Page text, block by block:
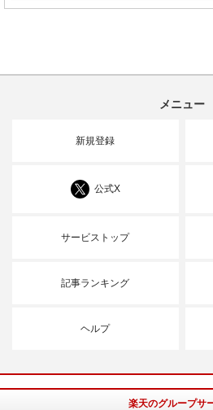
メニュー
新規登録
公式X
サービストップ
記事ランキング
ヘルプ
楽天のグループサ